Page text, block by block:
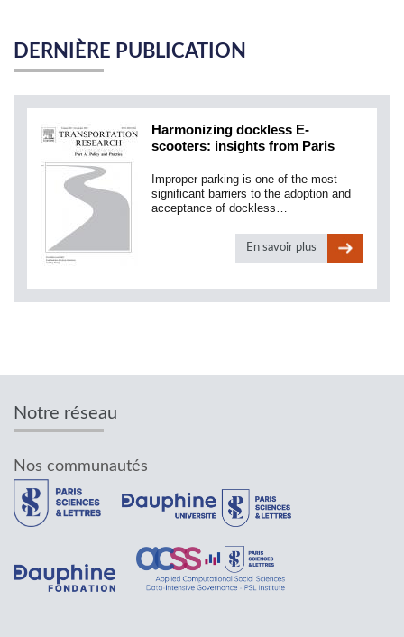
DERNIÈRE PUBLICATION
Harmonizing dockless E-
scooters: insights from Paris
Improper parking is one of the most
significant barriers to the adoption and
acceptance of dockless…
En savoir plus
Notre réseau
Nos communautés